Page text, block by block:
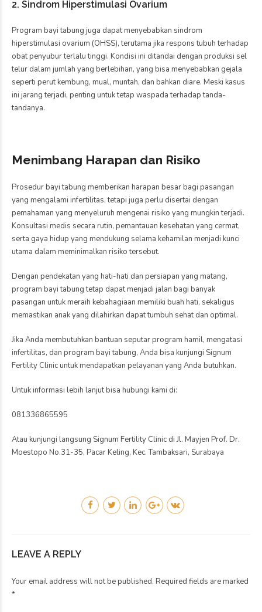
2. Sindrom Hiperstimulasi Ovarium
Program bayi tabung juga dapat menyebabkan sindrom
hiperstimulasi ovarium (OHSS), terutama jika respons tubuh terhadap
obat penyubur terlalu tinggi. Kondisi ini ditandai dengan produksi sel
telur dalam jumlah yang berlebihan, yang bisa menyebabkan gejala
seperti perut kembung, mual, muntah, dan bahkan diare. Meski kasus
ini jarang terjadi, penting untuk tetap waspada terhadap tanda-
tandanya.
Menimbang Harapan dan Risiko
Prosedur bayi tabung memberikan harapan besar bagi pasangan
yang mengalami infertilitas, tetapi juga perlu disertai dengan
pemahaman yang menyeluruh mengenai risiko yang mungkin terjadi.
Konsultasi medis secara rutin, pemantauan kesehatan yang cermat,
serta gaya hidup yang mendukung selama kehamilan menjadi kunci
utama dalam meminimalkan risiko tersebut.
Dengan pendekatan yang hati-hati dan persiapan yang matang,
program bayi tabung tetap dapat menjadi jalan bagi banyak
pasangan untuk meraih kebahagiaan memiliki buah hati, sekaligus
memastikan anak yang dilahirkan dapat tumbuh sehat dan optimal.
Jika Anda membutuhkan bantuan seputar program hamil, mengatasi
infertilitas, dan program bayi tabung, Anda bisa kunjungi Signum
Fertility Clinic untuk mendapatkan pelayanan yang Anda butuhkan.
Untuk informasi lebih lanjut bisa hubungi kami di:
081336865595
Atau kunjungi langsung Signum Fertility Clinic di Jl. Mayjen Prof. Dr.
Moestopo No.31-35, Pacar Keling, Kec. Tambaksari, Surabaya
LEAVE A REPLY
Your email address will not be published. Required fields are marked
*